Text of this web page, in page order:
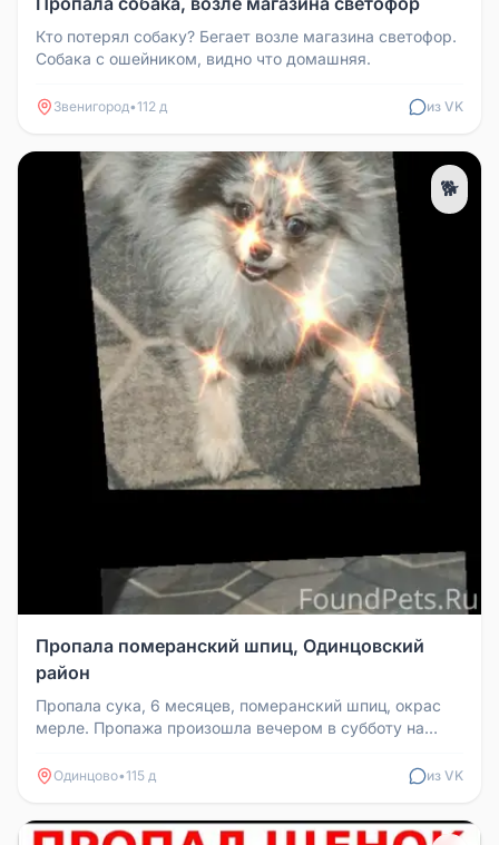
Кто потерял собаку? Бегает возле магазина светофор.
Собака с ошейником, видно что домашняя.
Звенигород•112 д из VK
🐕
Пропала померанский шпиц, Одинцовский
район
Пропала сука, 6 месяцев, померанский шпиц, окрас
мерле. Пропажа произошла вечером в субботу на
Одинцово•115 д из VK